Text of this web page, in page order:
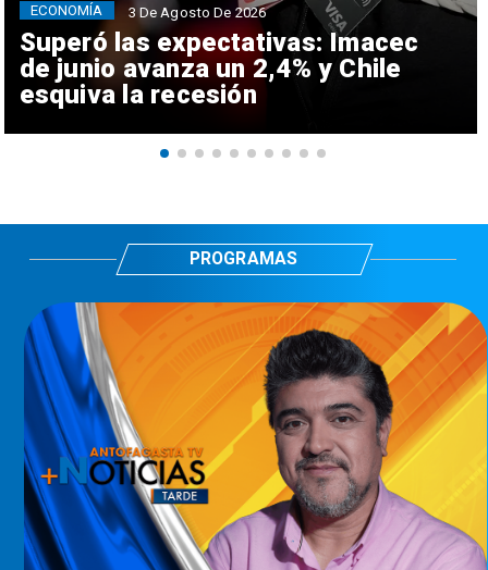
Superó las expectativas: Imacec
de junio avanza un 2,4% y Chile
esquiva la recesión
ECONOMÍA 3 De Agosto De 2026
PROGRAMAS